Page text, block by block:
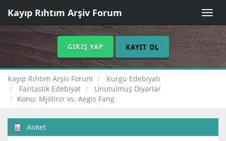
Toggle
Kayıp Rıhtım Arşiv Forum
GIRIŞ YAP KAYIT OL
Kayıp Rıhtım Arşiv Forum
Kurgu Edebiyatı
Fantastik Edebiyat
Unutulmuş Diyarlar
Konu: Mjöllnir vs. Aegis Fang
Anket